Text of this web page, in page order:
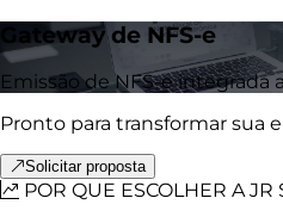
Gateway de NFS-e
Emissão de NFS-e integrada
Pronto para transformar sua
Solicitar proposta
POR QUE ESCOLHER A JR